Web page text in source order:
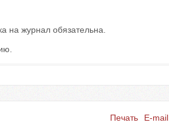
на журнал обязательна.
Печать
E-mail